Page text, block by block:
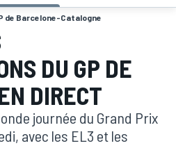
de Barcelone-Catalogne
DU GP DE
DIRECT
journée du Grand Prix
avec les EL3 et les